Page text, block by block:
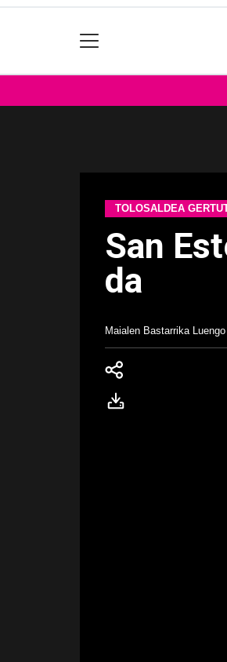
TOLOSALDEA
San
da
Maialen Bastarrika Luengo